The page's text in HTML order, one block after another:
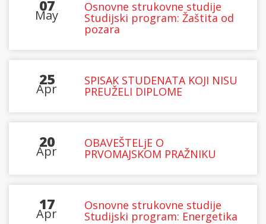
07
May
Osnovne strukovne studije
Studijski program: Žaštita od
pozara
25
Apr
SPISAK STUDENATA KOJI NISU
PREUŽELI DIPLOME
20
Apr
OBAVEŠTELjE O
PRVOMAJSKOM PRAŽNIKU
17
Apr
Osnovne strukovne studije
Studijski program: Energetika